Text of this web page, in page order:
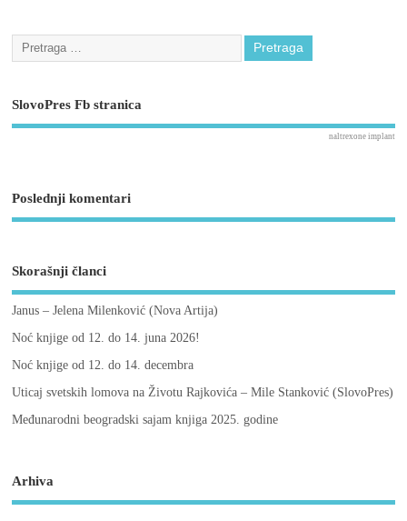
SlovoPres Fb stranica
naltrexone implant
Poslednji komentari
Skorašnji članci
Janus – Jelena Milenković (Nova Artija)
Noć knjige od 12. do 14. juna 2026!
Noć knjige od 12. do 14. decembra
Uticaj svetskih lomova na Životu Rajkovića – Mile Stanković (SlovoPres)
Međunarodni beogradski sajam knjiga 2025. godine
Arhiva